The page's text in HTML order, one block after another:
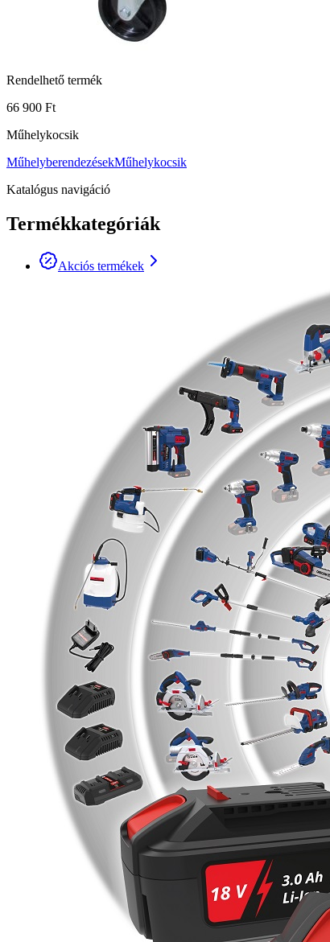
Rendelhető termék
66 900 Ft
Műhelykocsik
MűhelyberendezésekMűhelykocsik
Katalógus navigáció
Termékkategóriák
Akciós termékek